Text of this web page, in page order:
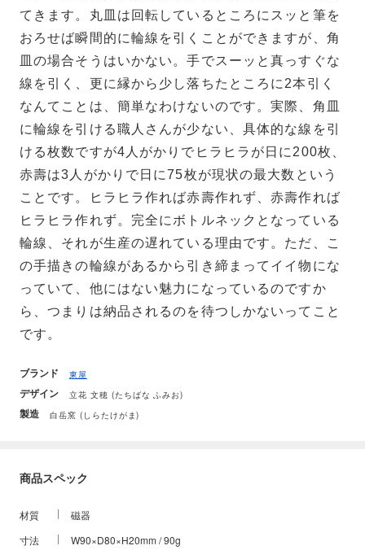
てきます。丸皿は回転しているところにスッと筆を
おろせば瞬間的に輪線を引くことができますが、角
皿の場合そうはいかない。手でスーッと真っすぐな
線を引く、更に縁から少し落ちたところに2本引く
なんてことは、簡単なわけないのです。実際、角皿
に輪線を引ける職人さんが少ない、具体的な線を引
ける枚数ですが4人がかりでヒラヒラが日に200枚、
赤壽は3人がかりで日に75枚が現状の最大数という
ことです。ヒラヒラ作れば赤壽作れず、赤壽作れば
ヒラヒラ作れず。完全にボトルネックとなっている
輪線、それが生産の遅れている理由です。ただ、こ
の手描きの輪線があるから引き締まってイイ物にな
っていて、他にはない魅力になっているのですか
ら、つまりは納品されるのを待つしかないってこと
です。
ブランド 東屋
デザイン 立花 文穂 (たちばな ふみお)
製造 白岳窯 (しらたけがま)
商品スペック
材質
磁器
寸法
W90×D80×H20mm / 90g